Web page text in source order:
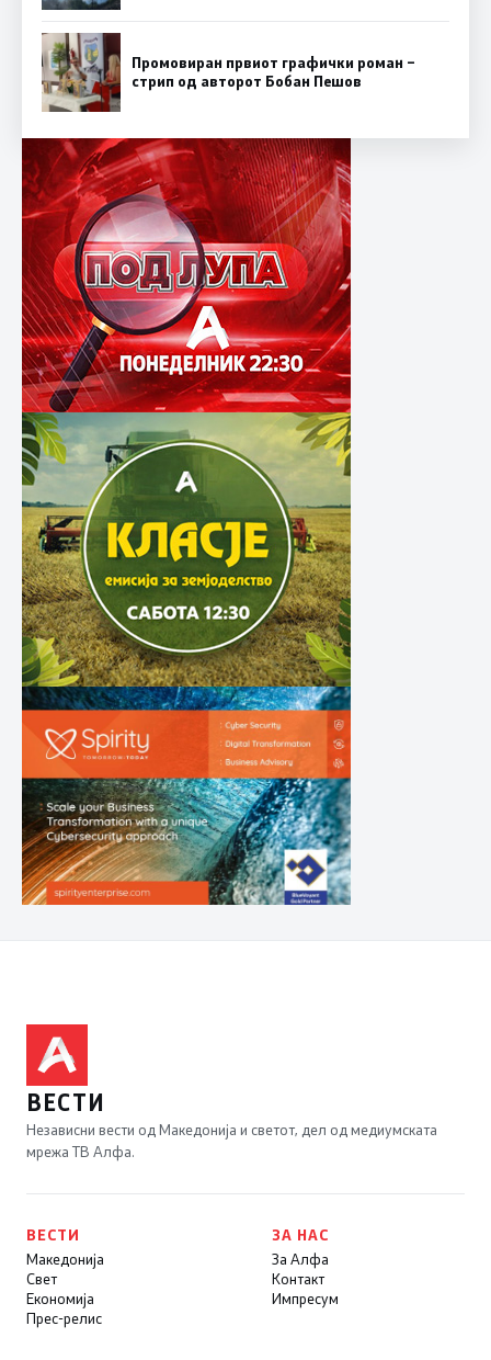
Промовиран првиот графички роман –
стрип од авторот Бобан Пешов
ВЕСТИ
Независни вести од Македонија и светот, дел од медиумската
мрежа ТВ Алфа.
ВЕСТИ
Македонија
Свет
Економија
Прес-релис
ЗА НАС
За Алфа
Контакт
Импресум